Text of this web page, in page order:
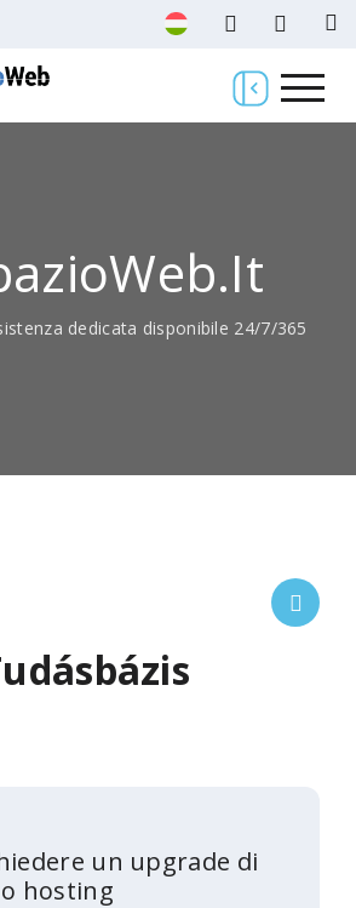
dedicata disponibile 24/7/365
un upgrade di
hosting